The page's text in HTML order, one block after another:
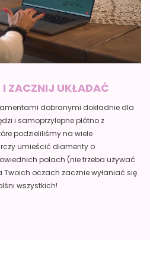
ZACZNIJ UKŁADAĆ
dobranymi dokładnie dla
i samoprzylepne płótno z
podzieliliśmy na wiele
umieścić diamenty o
polach (nie trzeba używać
oczach zacznie wyłaniać się
wszystkich!